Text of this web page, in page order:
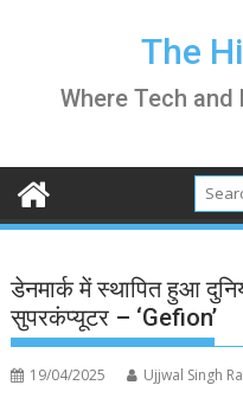
The
Where Tech
डेनमार्क में स्थापित हुआ
सुपरकंप्यूटर – ‘Gefion’
19/04/2025 Ujjwal Singh